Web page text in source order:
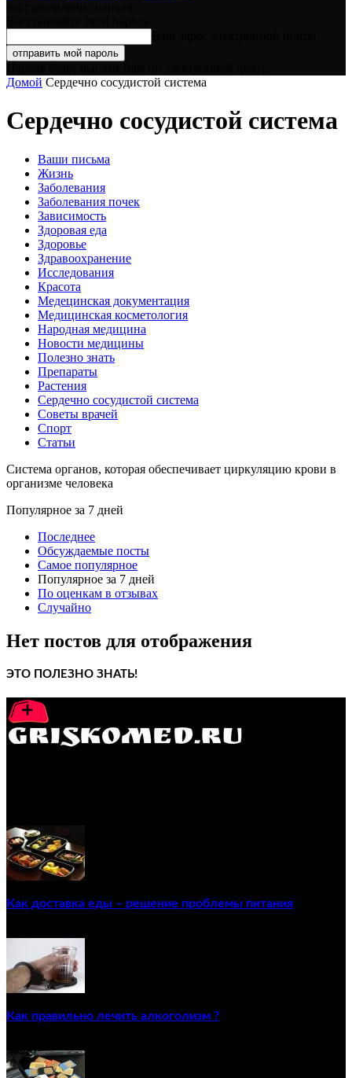
Домой Сердечно сосудистой система
Сердечно сосудистой система
Ваши письма
Жизнь
Заболевания
Заболевания почек
Зависимость
Здоровая еда
Здоровье
Здравоохранение
Исследования
Красота
Медецинская документация
Медицинская косметология
Народная медицина
Новости медицины
Полезно знать
Препараты
Растения
Сердечно сосудистой система
Советы врачей
Спорт
Статьи
Cистема органов, которая обеспечивает циркуляцию крови в
организме человека
Популярное за 7 дней
Последнее
Обсуждаемые посты
Самое популярное
Популярное за 7 дней
По оценкам в отзывах
Случайно
Нет постов для отображения
ЭТО ПОЛЕЗНО ЗНАТЬ!
Как доставка еды – решение проблемы питания
Как правильно лечить алкоголизм ?